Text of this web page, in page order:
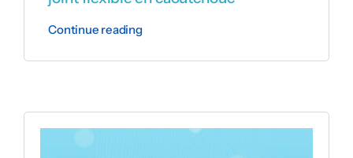
Continue reading